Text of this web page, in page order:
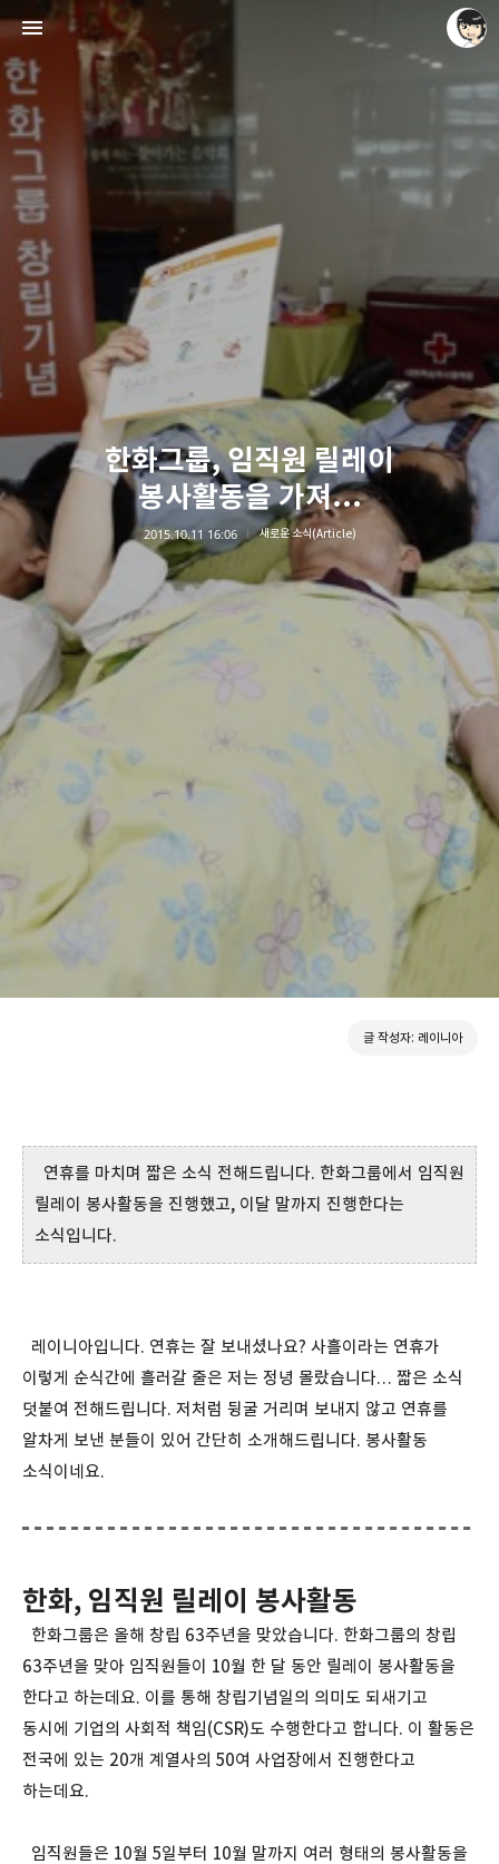
한화그룹, 임직원 릴레이
봉사활동을 가져...
2015.10.11 16:06 새로운 소식(Article)
글 작성자: 레이니아
연휴를 마치며 짧은 소식 전해드립니다. 한화그룹에서 임직원
릴레이 봉사활동을 진행했고, 이달 말까지 진행한다는
소식입니다.
레이니아입니다. 연휴는 잘 보내셨나요? 사흘이라는 연휴가
이렇게 순식간에 흘러갈 줄은 저는 정녕 몰랐습니다… 짧은 소식
덧붙여 전해드립니다. 저처럼 뒹굴 거리며 보내지 않고 연휴를
알차게 보낸 분들이 있어 간단히 소개해드립니다. 봉사활동
소식이네요.
한화, 임직원 릴레이 봉사활동
한화그룹은 올해 창립 63주년을 맞았습니다. 한화그룹의 창립
63주년을 맞아 임직원들이 10월 한 달 동안 릴레이 봉사활동을
한다고 하는데요. 이를 통해 창립기념일의 의미도 되새기고
동시에 기업의 사회적 책임(CSR)도 수행한다고 합니다. 이 활동은
전국에 있는 20개 계열사의 50여 사업장에서 진행한다고
하는데요.
임직원들은 10월 5일부터 10월 말까지 여러 형태의 봉사활동을
레이니아